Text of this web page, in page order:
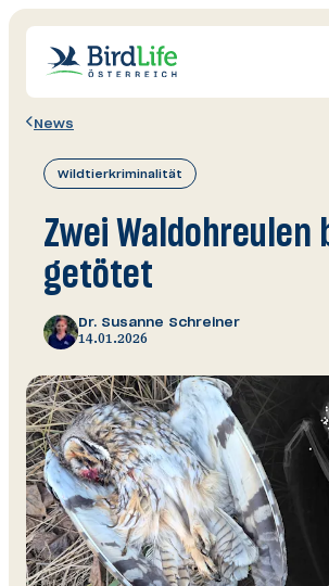
Schutz
Erleben
News
Ratgeber
Spenden & Helfen
News
Wildtierkriminalität
Zwei Waldohreulen
getötet
Dr. Susanne Schreiner
14.01.2026